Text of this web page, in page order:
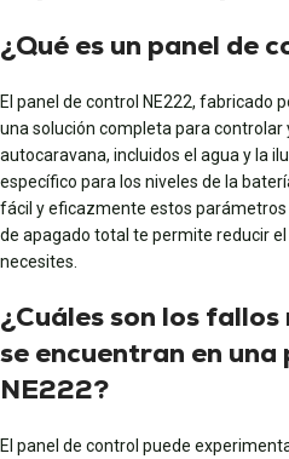
¿Qué es un panel de
El panel de control NE222, fabricado
una solución completa para controlar
autocaravana, incluidos el agua y la
específico para los niveles de la
fácil y eficazmente estos
de apagado total te permite reducir
necesites.
¿Cuáles son los fallos
se encuentran en
NE222?
El panel de control puede